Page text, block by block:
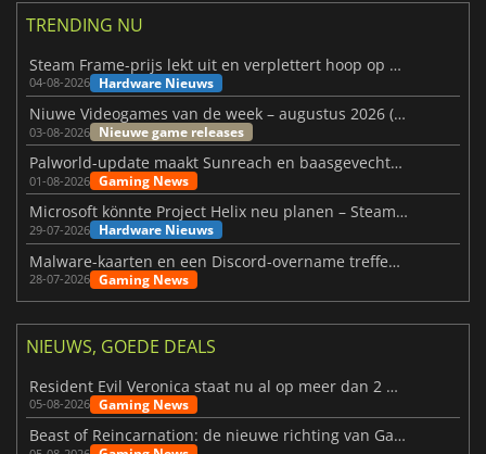
TRENDING NU
Steam Frame-prijs lekt uit en verplettert hoop op betaalbare VR
04-08-2026 Hardware Nieuws
Niuwe Videogames van de week – augustus 2026 (week 32)
03-08-2026 Nieuwe game releases
Palworld-update maakt Sunreach en baasgevechten stabieler
01-08-2026 Gaming News
Microsoft könnte Project Helix neu planen – Steam-Support wackelt
29-07-2026 Hardware Nieuws
Malware-kaarten en een Discord-overname treffen Meccha Chameleon
28-07-2026 Gaming News
NIEUWS, GOEDE DEALS
Resident Evil Veronica staat nu al op meer dan 2 miljoen verlanglijstjes
05-08-2026 Gaming News
Beast of Reincarnation: de nieuwe richting van Game Freak